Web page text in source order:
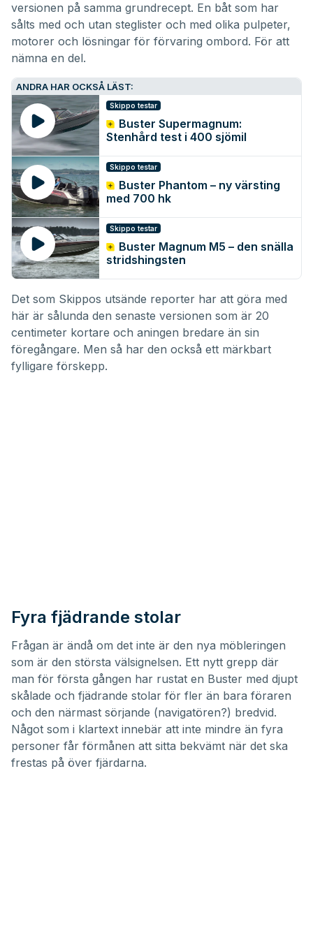
versionen på samma grundrecept. En båt som har
sålts med och utan steglister och med olika pulpeter,
motorer och lösningar för förvaring ombord. För att
nämna en del.
ANDRA HAR OCKSÅ LÄST:
Skippo testar
Stenhård test i 400 sjömil
Skippo testar
med 700 hk
Skippo testar
stridshingsten
Det som Skippos utsände reporter har att göra med
här är sålunda den senaste versionen som är 20
centimeter kortare och aningen bredare än sin
föregångare. Men så har den också ett märkbart
fylligare förskepp.
Fyra fjädrande stolar
Frågan är ändå om det inte är den nya möbleringen
som är den största välsignelsen. Ett nytt grepp där
man för första gången har rustat en Buster med djupt
skålade och fjädrande stolar för fler än bara föraren
och den närmast sörjande (navigatören?) bredvid.
Något som i klartext innebär att inte mindre än fyra
personer får förmånen att sitta bekvämt när det ska
frestas på över fjärdarna.